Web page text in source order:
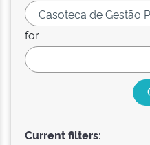
for
Current filters: